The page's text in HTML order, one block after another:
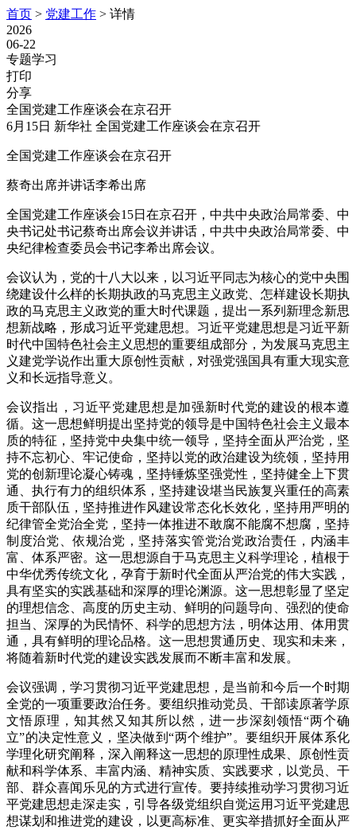
首页 > 党建工作 > 详情
2026
06-22
专题学习
打印
分享
全国党建工作座谈会在京召开
6月15日 新华社 全国党建工作座谈会在京召开
全国党建工作座谈会在京召开
蔡奇出席并讲话李希出席
全国党建工作座谈会15日在京召开，中共中央政治局常委、中
央书记处书记蔡奇出席会议并讲话，中共中央政治局常委、中
央纪律检查委员会书记李希出席会议。
会议认为，党的十八大以来，以习近平同志为核心的党中央围
绕建设什么样的长期执政的马克思主义政党、怎样建设长期执
政的马克思主义政党的重大时代课题，提出一系列新理念新思
想新战略，形成习近平党建思想。习近平党建思想是习近平新
时代中国特色社会主义思想的重要组成部分，为发展马克思主
义建党学说作出重大原创性贡献，对强党强国具有重大现实意
义和长远指导意义。
会议指出，习近平党建思想是加强新时代党的建设的根本遵
循。这一思想鲜明提出坚持党的领导是中国特色社会主义最本
质的特征，坚持党中央集中统一领导，坚持全面从严治党，坚
持不忘初心、牢记使命，坚持以党的政治建设为统领，坚持用
党的创新理论凝心铸魂，坚持锤炼坚强党性，坚持健全上下贯
通、执行有力的组织体系，坚持建设堪当民族复兴重任的高素
质干部队伍，坚持推进作风建设常态化长效化，坚持用严明的
纪律管全党治全党，坚持一体推进不敢腐不能腐不想腐，坚持
制度治党、依规治党，坚持落实管党治党政治责任，内涵丰
富、体系严密。这一思想源自于马克思主义科学理论，植根于
中华优秀传统文化，孕育于新时代全面从严治党的伟大实践，
具有坚实的实践基础和深厚的理论渊源。这一思想彰显了坚定
的理想信念、高度的历史主动、鲜明的问题导向、强烈的使命
担当、深厚的为民情怀、科学的思想方法，明体达用、体用贯
通，具有鲜明的理论品格。这一思想贯通历史、现实和未来，
将随着新时代党的建设实践发展而不断丰富和发展。
会议强调，学习贯彻习近平党建思想，是当前和今后一个时期
全党的一项重要政治任务。要组织推动党员、干部读原著学原
文悟原理，知其然又知其所以然，进一步深刻领悟“两个确
立”的决定性意义，坚决做到“两个维护”。要组织开展体系化
学理化研究阐释，深入阐释这一思想的原理性成果、原创性贡
献和科学体系、丰富内涵、精神实质、实践要求，以党员、干
部、群众喜闻乐见的方式进行宣传。要持续推动学习贯彻习近
平党建思想走深走实，引导各级党组织自觉运用习近平党建思
想谋划和推进党的建设，以更高标准、更实举措抓好全面从严